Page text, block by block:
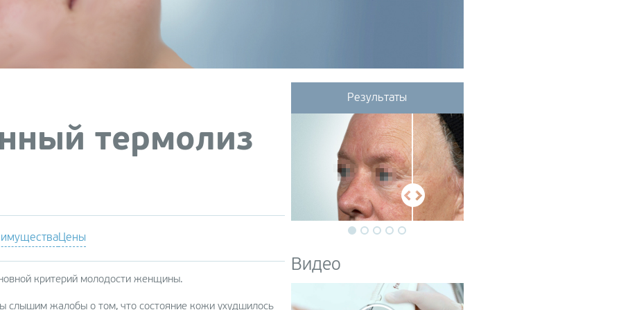
неинвазивное лечение
Clear V
Ударно-волновая терапия
вашего тела в Helen Baden
термолиз
Цены
критерий молодости женщины.
слышим жалобы о том, что состояние кожи ухудшилось
Результаты
Видео